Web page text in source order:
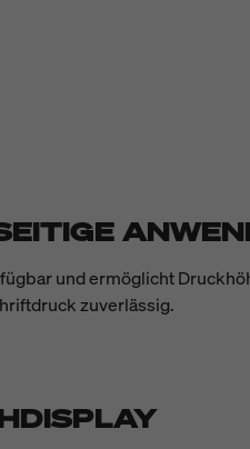
und ermöglicht
zuverlässig.